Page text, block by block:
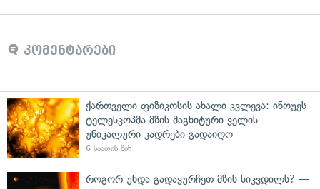
კომენტარები
ქართველი ფიზიკოსის ახალი კვლევა: ინოუეს
ტელესკოპმა მზის მაგნიტური ველის
უნიკალური კადრები გადაიღო
6 საათის წინ
როგორ უნდა გადავურჩეთ მზის სიკვდილს? —